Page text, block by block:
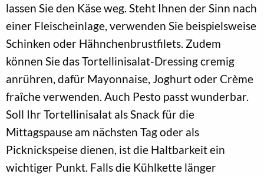
lassen Sie den Käse weg. Steht Ihnen der Sinn nach
einer Fleischeinlage, verwenden Sie beispielsweise
Schinken oder Hähnchenbrustfilets. Zudem
können Sie das Tortellinisalat-Dressing cremig
anrühren, dafür Mayonnaise, Joghurt oder Crème
fraîche verwenden. Auch Pesto passt wunderbar.
Soll Ihr Tortellinisalat als Snack für die
Mittagspause am nächsten Tag oder als
Picknickspeise dienen, ist die Haltbarkeit ein
wichtiger Punkt. Falls die Kühlkette länger